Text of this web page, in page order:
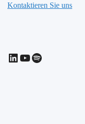
Kontaktieren Sie uns
LinkedIn
YouTube
Spotify